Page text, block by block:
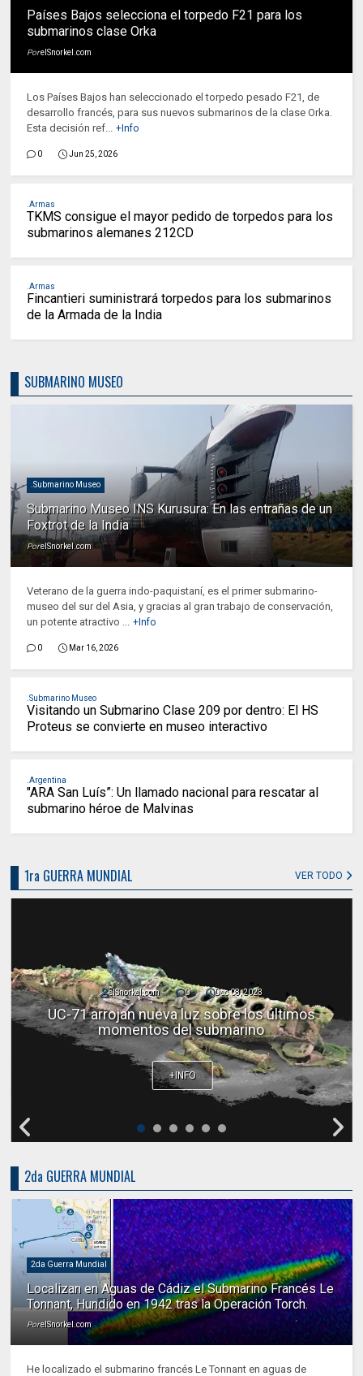
Países Bajos selecciona el torpedo F21 para los
submarinos clase Orka
PorelSnorkel.com
Los Países Bajos han seleccionado el torpedo pesado F21, de
desarrollo francés, para sus nuevos submarinos de la clase Orka.
Esta decisión ref... +Info
0 Jun 25, 2026
.Armas
TKMS consigue el mayor pedido de torpedos para los
submarinos alemanes 212CD
.Armas
Fincantieri suministrará torpedos para los submarinos
de la Armada de la India
SUBMARINO MUSEO
.Submarino Museo
Submarino Museo INS Kurusura: En las entrañas de un
Foxtrot de la India
PorelSnorkel.com
Veterano de la guerra indo-paquistaní, es el primer submarino-
museo del sur del Asia, y gracias al gran trabajo de conservación,
un potente atractivo ... +Info
0 Mar 16, 2026
.Submarino Museo
Visitando un Submarino Clase 209 por dentro: El HS
Proteus se convierte en museo interactivo
.Argentina
"ARA San Luís”: Un llamado nacional para rescatar al
submarino héroe de Malvinas
1ra GUERRA MUNDIAL VER TODO
elSnorkel.com 0 Apr 15, 2022
Destino final: Submarino alemán SM U118 en
Pascuas de 1919
+INFO
2da GUERRA MUNDIAL
2da Guerra Mundial
Localizan en Aguas de Cádiz el Submarino Francés Le
Tonnant, Hundido en 1942 tras la Operación Torch.
PorelSnorkel.com
He localizado el submarino francés Le Tonnant en aguas de